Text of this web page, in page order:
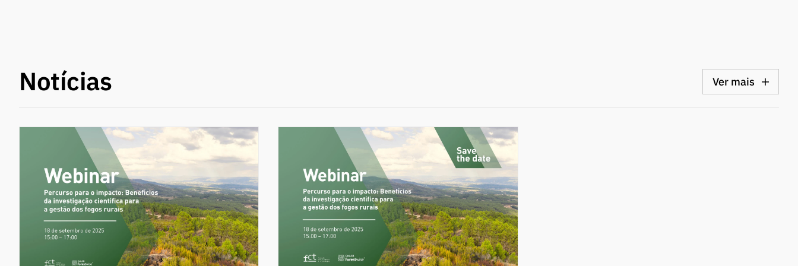
Notícias Ver mais